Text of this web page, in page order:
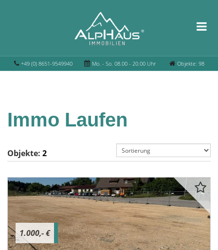
+49 (0) 8651-9549940 Mo. - So. 08.00 - 20.00 Uhr Objekte: 98
Immo Laufen
Objekte: 2
1.000,- €